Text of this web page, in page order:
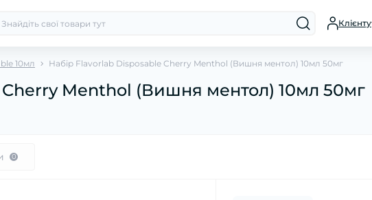
Клієнту
10мл Набір Flavorlab Disposable Cherry Menthol (Вишня ментол) 10мл 50мг
Menthol (Вишня ментол) 10мл 50мг
0